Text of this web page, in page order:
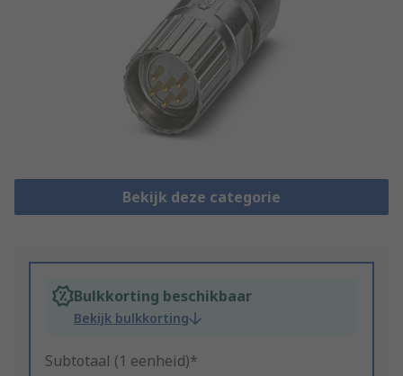
Bekijk deze categorie
Bulkkorting beschikbaar
Bekijk bulkkorting
Subtotaal (1 eenheid)*